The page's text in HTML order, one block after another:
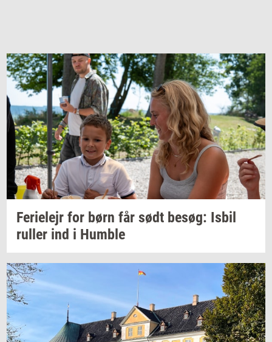
Fe­ri­e­lejr for børn får sødt besøg: Isbil
rul­ler ind i Hum­b­le